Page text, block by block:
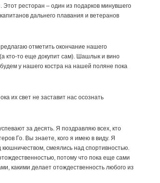
ресторан – один из подарков минувшего
дальнего плавания и ветеранов
отметить окончание нашего
кто-то еще докупит сам). Шашлык и вино
у нашего костра на нашей поляне пока
их свет не заставит нас осознать
за десять. Я поздравляю всех, кто
Го. Вы знаете, кого я имею в виду. Я
смеялись над спортивностью.
потому что пока еще сами
какими делает отождественность любого из